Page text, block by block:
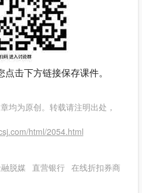
击下方链接保存课件。
均为原创。转载请注明出处，
html/2054.html
脱媒 直营银行 在线折扣券商